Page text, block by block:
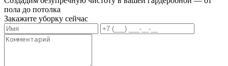
пола до потолка
Закажите уборку сейчас